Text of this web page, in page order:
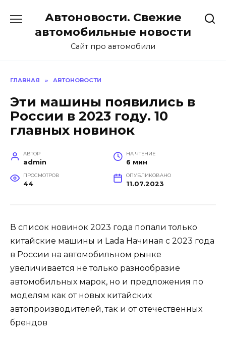
содержанию
Автоновости. Свежие
автомобильные новости
Сайт про автомобили
ГЛАВНАЯ » АВТОНОВОСТИ
Эти машины появились в
России в 2023 году. 10
главных новинок
АВТОР
admin
НА ЧТЕНИЕ
6 мин
ПРОСМОТРОВ
44
ОПУБЛИКОВАНО
11.07.2023
В список новинок 2023 года попали только
китайские машины и Lada Начиная с 2023 года
в России на автомобильном рынке
увеличивается не только разнообразие
автомобильных марок, но и предложения по
моделям как от новых китайских
автопроизводителей, так и от отечественных
брендов